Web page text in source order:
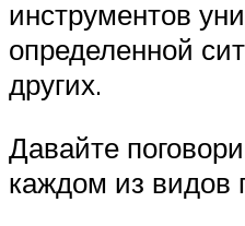
инструментов
определенной
других.
Давайте
каждом из видов